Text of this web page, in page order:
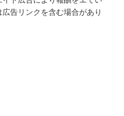
告リンクを含む場合があり